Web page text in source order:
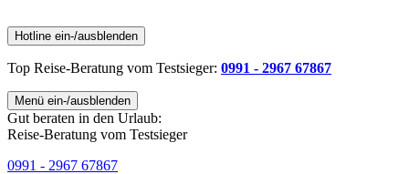
Hotline ein-/ausblenden
Top Reise-Beratung vom Testsieger: 0991 - 2967 67867
Menü ein-/ausblenden
Gut beraten in den Urlaub:
Reise-Beratung vom Testsieger
0991 - 2967 67867